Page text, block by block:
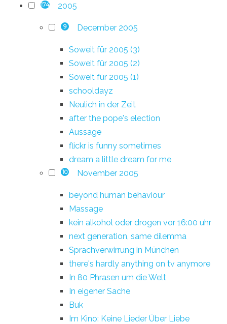
174 2005
9 December 2005
Soweit für 2005 (3)
Soweit für 2005 (2)
Soweit für 2005 (1)
schooldayz
Neulich in der Zeit
after the pope's election
Aussage
flickr is funny sometimes
dream a little dream for me
10 November 2005
beyond human behaviour
Massage
kein alkohol oder drogen vor 16:00 uhr
next generation, same dilemma
Sprachverwirrung in München
there's hardly anything on tv anymore
In 80 Phrasen um die Welt
In eigener Sache
Buk
Im Kino: Keine Lieder Über Liebe